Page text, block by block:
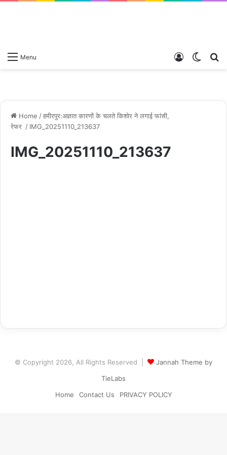
Menu
Switch
Log
Home /हमीरपुर:अज्ञात कारणों के चलते किशोर ने लगाई फांसी,
रेफर / IMG_20251110_213637
IMG_20251110_213637
© Copyright 2026, All Rights Reserved |
Jannah Theme by
TieLabs
Home
Contact Us PRIVACY POLICY